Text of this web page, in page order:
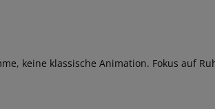
keine klassische Animation. Fokus auf